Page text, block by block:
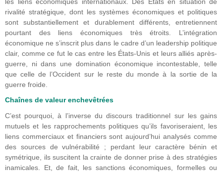
rivalité stratégique, dont les systèmes économiques et politiques
sont substantiellement et durablement différents, entretiennent
pourtant des liens économiques très étroits. L’intégration
économique ne s’inscrit plus dans le cadre d’un leadership politique
clair, comme ce fut le cas entre les États-Unis et leurs alliés après-
guerre, ni dans une domination économique incontestable, telle
que celle de l’Occident sur le reste du monde à la sortie de la
guerre froide.
Chaînes de valeur enchevêtrées
C’est pourquoi, à l’inverse du discours traditionnel sur les gains
mutuels et les rapprochements politiques qu’ils favoriseraient, les
liens commerciaux et financiers sont aujourd’hui analysés comme
des sources de vulnérabilité ; perdant leur caractère bénin et
symétrique, ils suscitent la crainte de donner prise à des stratégies
inamicales. Et, de fait, les sanctions économiques, formelles ou